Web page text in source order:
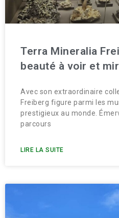
Terra Mineralia
beauté à voir et
Avec son extraordinaire
Freiberg figure parmi les
prestigieux au monde.
parcours
LIRE LA SUITE